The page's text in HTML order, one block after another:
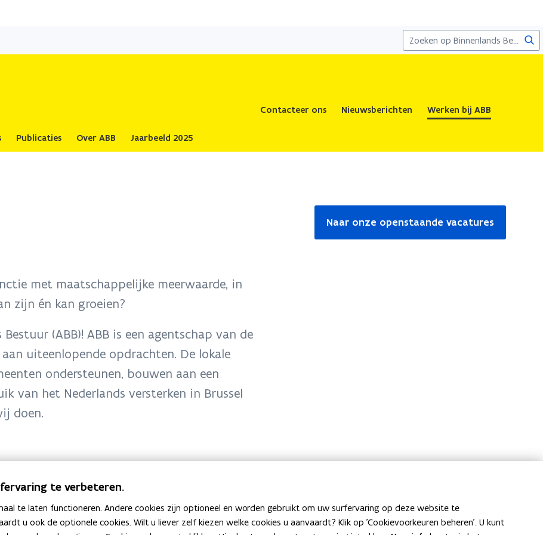
naar
Contacteer ons Nieuwsberichten Werken bij ABB
Publicaties Over ABB Jaarbeeld 2025
met maatschappelijke meerwaarde, in
zijn én kan groeien?
(ABB)! ABB is een agentschap van de
uiteenlopende opdrachten. De lokale
ondersteunen, bouwen aan een
van het Nederlands versterken in Brussel
doen.
Naar onze openstaande vacatures
te verbeteren.
te laten functioneren. Andere cookies zijn optioneel en worden gebruikt om uw surfervaring op deze website te
u ook de optionele cookies. Wilt u liever zelf kiezen welke cookies u aanvaardt? Klik op 'Cookievoorkeuren beheren'. U kunt